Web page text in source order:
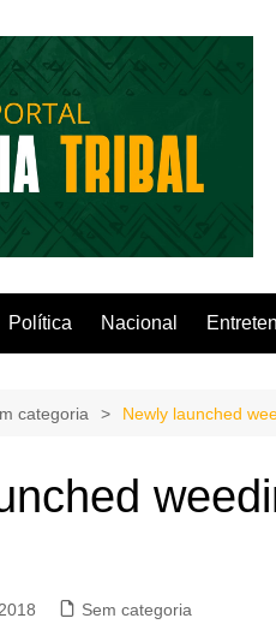
Política Nacional
categoria Newly launched
Sem categoria